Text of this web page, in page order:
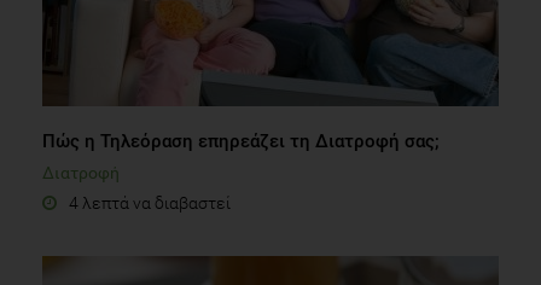
Πώς η Τηλεόραση επηρεάζει τη Διατροφή σας;
Διατροφή
4 λεπτά να διαβαστεί